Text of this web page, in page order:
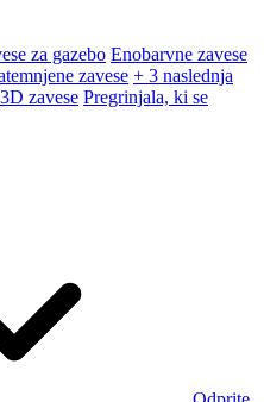
za gazebo Enobarvne zavese
zavese + 3 naslednja
3D zavese Pregrinjala, ki se